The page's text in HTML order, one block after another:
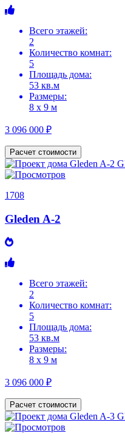
Всего этажей:
2
Количество комнат:
5
Площадь дома:
53 кв.м
Размеры:
8 х 9 м
3 096 000 ₽
Расчет стоимости
1708
Gleden A-2
Всего этажей:
2
Количество комнат:
5
Площадь дома:
53 кв.м
Размеры:
8 х 9 м
3 096 000 ₽
Расчет стоимости